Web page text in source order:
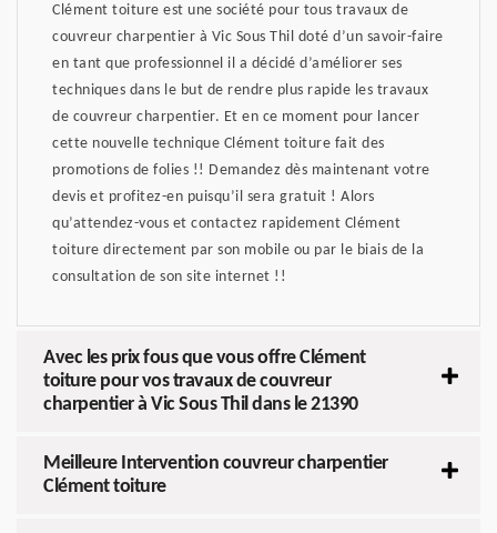
Clément toiture est une société pour tous travaux de
couvreur charpentier à Vic Sous Thil doté d’un savoir-faire
en tant que professionnel il a décidé d’améliorer ses
techniques dans le but de rendre plus rapide les travaux
de couvreur charpentier. Et en ce moment pour lancer
cette nouvelle technique Clément toiture fait des
promotions de folies !! Demandez dès maintenant votre
devis et profitez-en puisqu’il sera gratuit ! Alors
qu’attendez-vous et contactez rapidement Clément
toiture directement par son mobile ou par le biais de la
consultation de son site internet !!
Avec les prix fous que vous offre Clément
toiture pour vos travaux de couvreur
charpentier à Vic Sous Thil dans le 21390
Meilleure Intervention couvreur charpentier
Clément toiture